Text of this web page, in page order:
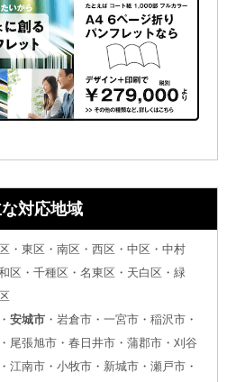
対応地域
・東区・南区・西区・中区・中村
区・千種区・名東区・天白区・緑
安城市・岩倉市・一宮市・稲沢市・
尾張旭市・春日井市・蒲郡市・刈谷
江南市・小牧市・新城市・瀬戸市・